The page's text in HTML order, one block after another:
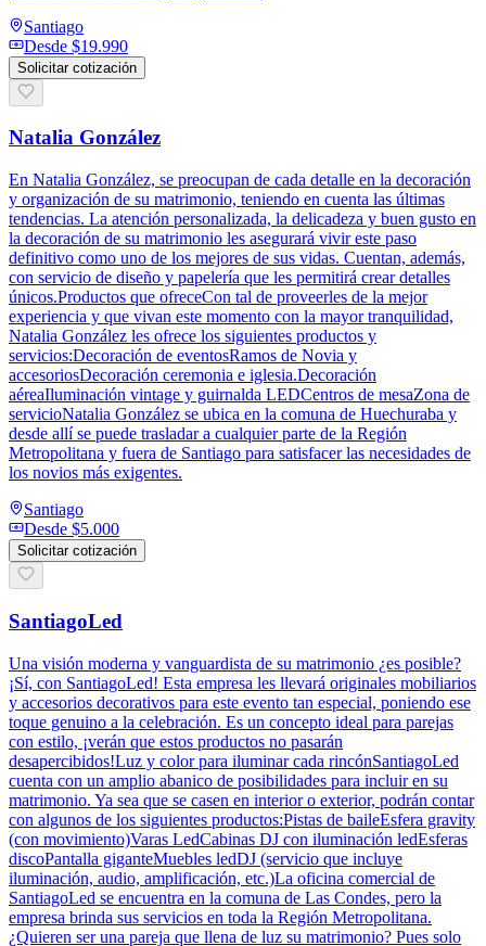
Santiago
Desde $19.990
Solicitar cotización
Natalia González
En Natalia González, se preocupan de cada detalle en la decoración
y organización de su matrimonio, teniendo en cuenta las últimas
tendencias. La atención personalizada, la delicadeza y buen gusto en
la decoración de su matrimonio les asegurará vivir este paso
definitivo como uno de los mejores de sus vidas. Cuentan, además,
con servicio de diseño y papelería que les permitirá crear detalles
únicos.Productos que ofreceCon tal de proveerles de la mejor
experiencia y que vivan este momento con la mayor tranquilidad,
Natalia González les ofrece los siguientes productos y
servicios:Decoración de eventosRamos de Novia y
accesoriosDecoración ceremonia e iglesia.Decoración
aéreaIluminación vintage y guirnalda LEDCentros de mesaZona de
servicioNatalia González se ubica en la comuna de Huechuraba y
desde allí se puede trasladar a cualquier parte de la Región
Metropolitana y fuera de Santiago para satisfacer las necesidades de
los novios más exigentes.
Santiago
Desde $5.000
Solicitar cotización
SantiagoLed
Una visión moderna y vanguardista de su matrimonio ¿es posible?
¡Sí, con SantiagoLed! Esta empresa les llevará originales mobiliarios
y accesorios decorativos para este evento tan especial, poniendo ese
toque genuino a la celebración. Es un concepto ideal para parejas
con estilo, ¡verán que estos productos no pasarán
desapercibidos!Luz y color para iluminar cada rincónSantiagoLed
cuenta con un amplio abanico de posibilidades para incluir en su
matrimonio. Ya sea que se casen en interior o exterior, podrán contar
con algunos de los siguientes productos:Pistas de baileEsfera gravity
(con movimiento)Varas LedCabinas DJ con iluminación ledEsferas
discoPantalla giganteMuebles ledDJ (servicio que incluye
iluminación, audio, amplificación, etc.)La oficina comercial de
SantiagoLed se encuentra en la comuna de Las Condes, pero la
empresa brinda sus servicios en toda la Región Metropolitana.
¿Quieren ser una pareja que llena de luz su matrimonio? Pues solo